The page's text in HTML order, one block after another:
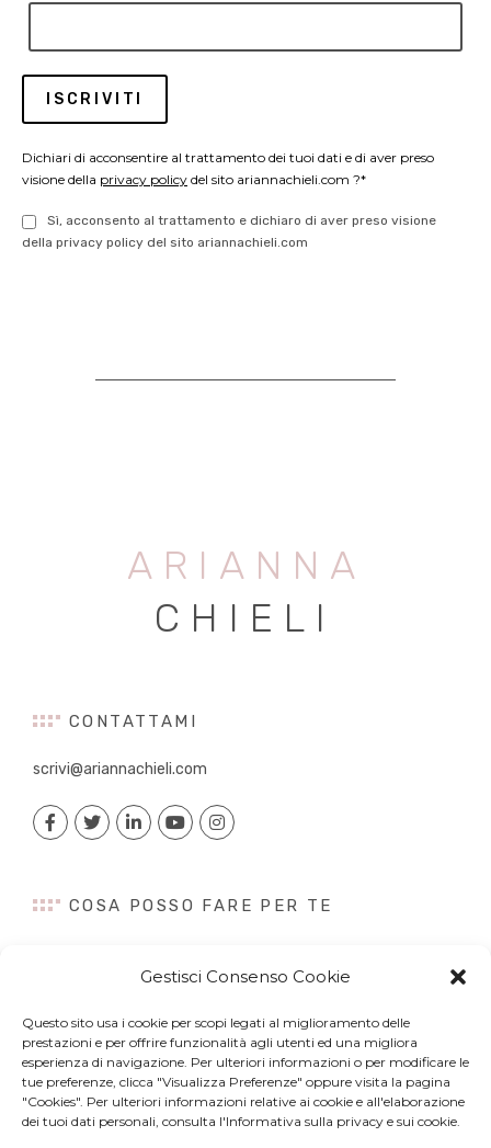
Gestisci Consenso Cookie
Questo sito usa i cookie per scopi legati al miglioramento delle
prestazioni e per offrire funzionalità agli utenti ed una migliora
esperienza di navigazione. Per ulteriori informazioni o per modificare le
tue preferenze, clicca "Visualizza Preferenze" oppure visita la pagina
"Cookies". Per ulteriori informazioni relative ai cookie e all'elaborazione
dei tuoi dati personali, consulta l'Informativa sulla privacy e sui cookie.
Dichiari di acconsentire al trattamento dei tuoi dati e di aver preso
visione della privacy policy del sito ariannachieli.com ?*
Sì, acconsento al trattamento e dichiaro di aver preso visione
della privacy policy del sito ariannachieli.com
ARIANNA
CHIELI
CONTATTAMI
scrivi@ariannachieli.com
COSA POSSO FARE PER TE
Content Creation
Digital PR
Influencer Marketing
Newsletter